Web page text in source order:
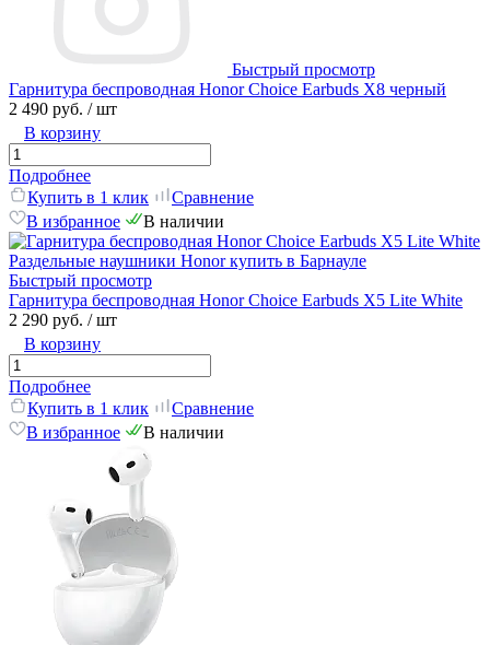
Быстрый просмотр
Гарнитура беспроводная Honor Choice Earbuds X8 черный
2 490 руб. / шт
В корзину
Подробнее
Купить в 1 клик
Сравнение
В избранное
В наличии
Быстрый просмотр
Гарнитура беспроводная Honor Choice Earbuds X5 Lite White
2 290 руб. / шт
В корзину
Подробнее
Купить в 1 клик
Сравнение
В избранное
В наличии